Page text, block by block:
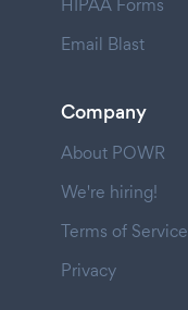
Email Blast
Company
About POWR
We're hiring!
Terms of Service
Privacy